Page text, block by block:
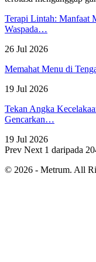
Terapi Lintah: Manfaat
Waspada…
26 Jul 2026
Memahat Menu di
19 Jul 2026
Tekan Angka
Gencarkan…
19 Jul 2026
Prev Next 1 daripada
© 2026 - Metrum. All